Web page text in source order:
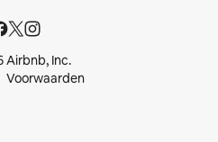
Airbnb, Inc.
Voorwaarden